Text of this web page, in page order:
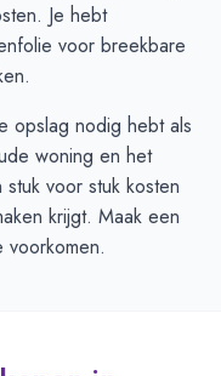
Je hebt
voor breekbare
opslag nodig hebt als
woning en het
voor stuk kosten
krijgt. Maak een
voorkomen.